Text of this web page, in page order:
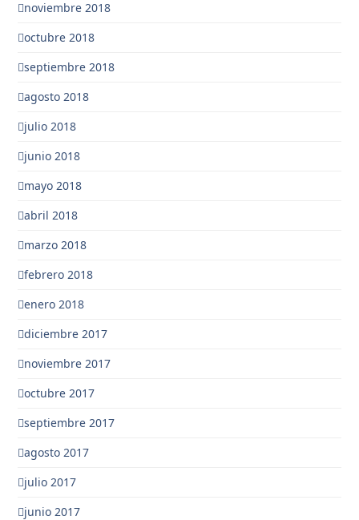
noviembre 2018
octubre 2018
septiembre 2018
agosto 2018
julio 2018
junio 2018
mayo 2018
abril 2018
marzo 2018
febrero 2018
enero 2018
diciembre 2017
noviembre 2017
octubre 2017
septiembre 2017
agosto 2017
julio 2017
junio 2017